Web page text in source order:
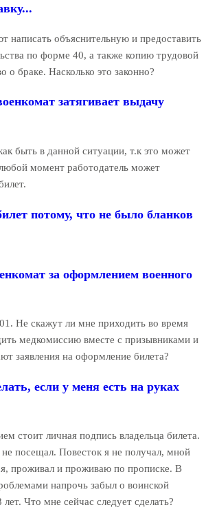
написать объяснительную и предоставить
по форме 40, а также копию трудовой
о браке. Насколько это законно?
затягивает выдачу
быть в данной ситуации, т.к это может
момент работодатель может
потому, что не было бланков
за оформлением военного
Не скажут ли мне приходить во время
медкомиссию вместе с призывниками и
заявления на оформление билета?
если у меня есть на руках
стоит личная подпись владельца билета.
посещал. Повесток я не получал, мной
проживал и проживаю по прописке. В
напрочь забыл о воинской
Что мне сейчас следует сделать?